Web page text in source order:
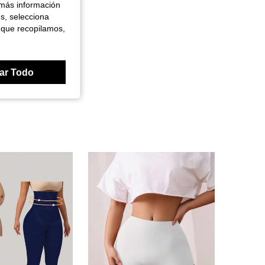
información
selecciona
recopilamos,
Todo